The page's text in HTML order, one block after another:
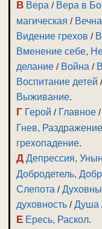
В Вера / Вера в
магическая /
Видение грехов /
Вменение себе,
делание / Война /
Воспитание детей /
Выживание.
Г Герой / Главное /
Гнев, Раздражение
грехопадение.
Д Депрессия,
Добродетель,
Слепота /
духовность /Душа
Е Ересь, Раскол.